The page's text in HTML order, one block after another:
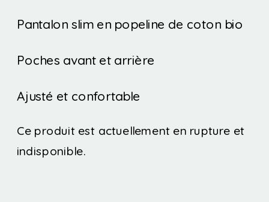
Pantalon slim en popeline de coton bio
Poches avant et arrière
Ajusté et confortable
Ce produit est actuellement en rupture et
indisponible.